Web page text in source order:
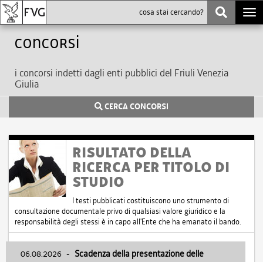
Concorsi
i concorsi indetti dagli enti pubblici del Friuli Venezia
Giulia
CERCA CONCORSI
RISULTATO DELLA
RICERCA PER TITOLO DI
STUDIO
I testi pubblicati costituiscono uno strumento di
consultazione documentale privo di qualsiasi valore giuridico e la
responsabilità degli stessi è in capo all'Ente che ha emanato il bando.
06.08.2026 - Scadenza della presentazione delle